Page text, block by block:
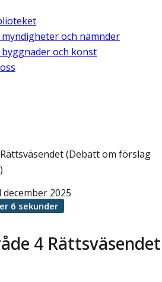
myndigheter och nämnder
byggnader och konst
(Debatt om förslag
4 Rättsväsendet
december 2025
6 sekunder